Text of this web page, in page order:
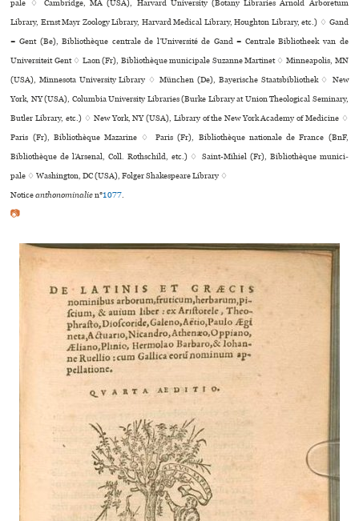
pale ♢ Cambridge, MA (USA), Harvard University (Botany Libraries Arnold Arboretum
Library, Ernst Mayr Zoology Library, Harvard Medical Library, Houghton Library, etc.) ♢ Gand
= Gent (Be), Bibliothèque centrale de l’Université de Gand = Centrale Bibliotheek van de
Universiteit Gent ♢ Laon (Fr), Bibliothèque muni­ci­pale Suzanne Martinet ♢ Minneapolis, MN
(USA), Minnesota University Library ♢ München (De), Bayerische Staatsbibliothek ♢ New
York, NY (USA), Columbia University Libraries (Burke Library at Union Theological Seminary,
Butler Library, etc.) ♢ New York, NY (USA), Library of the New York Academy of Medicine ♢
Paris (Fr), Bibliothèque Mazarine ♢ Paris (Fr), Bibliothèque nationale de France (BnF,
Bibliothèque de l’Arsenal, Coll. Rothschild, etc.) ♢ Saint-Mihiel (Fr), Bibliothèque muni­ci­
pale ♢ Washington, DC (USA), Folger Shakespeare Library ♢
Noticeanthonominalien°1077.
📷